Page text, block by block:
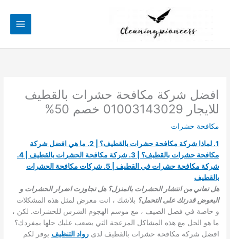
افضل شركة مكافحة حشرات بالقطيف
للايجار 01003143029 خصم 50%
مكافحة حشرات
1. لماذا شركة مكافحة حشرات بالقطيف؟ | 2. ما هي افضل شركة
مكافحة حشرات بالقطيف؟ | 3. شركة مكافحة الحشرات بالقطيف | 4.
شركة مكافحة حشرات في القطيف | 5. شركات مكافحة الحشرات
بالقطيف
هل تعاني من انتشار الحشرات بالمنزل؟ هل تجاوزت اضرار الحشرات و
البعوض قدرتك على التحمل؟ بلاشك ، انت معرض لمثل هذه المشكلات
و خاصة في فصل الصيف ، مع موسم الهجوم الشرس للحشرات. لكن ،
ما هو الحل مع هذه المشاكل المزعجة التي يصعب عليك حلها بمفردك؟
افضل شركة مكافحة حشرات بالقطيف لدىرواد التنظيف يوفر لكم